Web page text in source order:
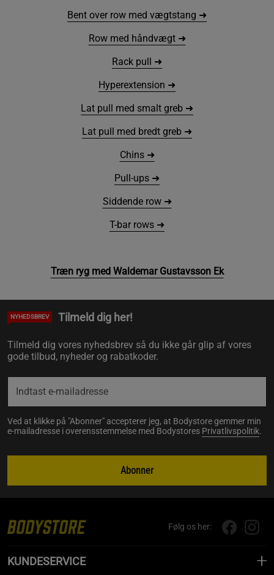
Bent over row med vægtstang ➜
Row med håndvægt ➜
Rack pull ➜
Hyperextension ➜
Lat pull med smalt greb ➜
Lat pull med bredt greb ➜
Chins ➜
Pull-ups ➜
Siddende row ➜
T-bar rows ➜
Træn ryg med Waldemar Gustavsson Ek
NYHEDSBREV Tilmeld dig her!
Tilmeld dig vores nyhedsbrev så du ikke går glip af vores
gode tilbud, nyheder og rabatkoder.
Ved at klikke på "Abonner" accepterer jeg, at Bodystore gemmer min
e-mailadresse i overensstemmelse med Bodystores Privatlivspolitik.
Abonner
Følg os her:
KUNDESERVICE